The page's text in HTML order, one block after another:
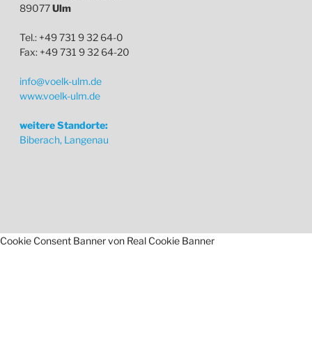
89077Ulm
Tel.: +49 731 9 32 64-0
Fax: +49 731 9 32 64-20
info@voelk-ulm.de
www.voelk-ulm.de
weitere Standorte:
Biberach, Langenau
Cookie Consent Banner von Real Cookie Banner